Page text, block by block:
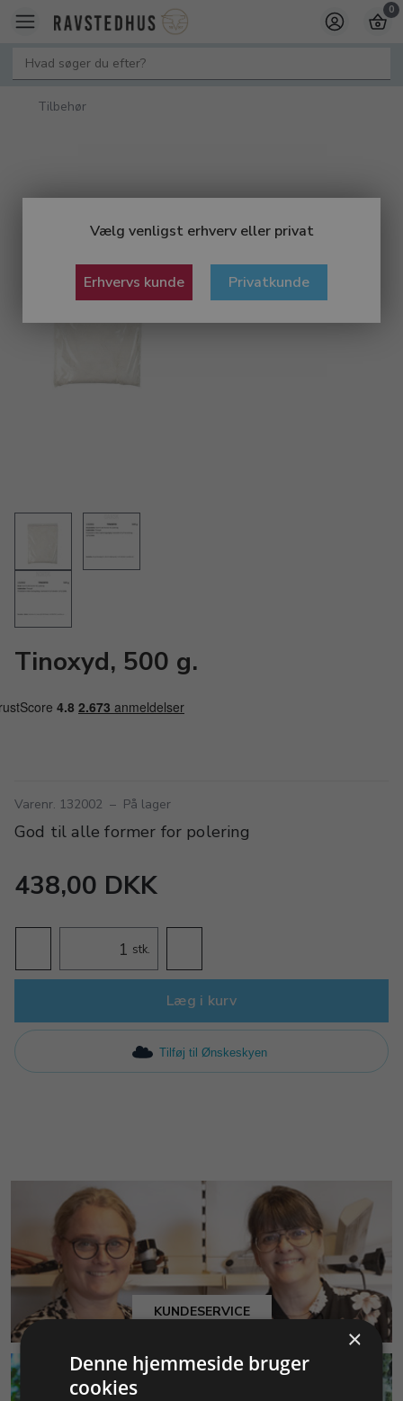
Vælg venligst erhverv eller privat
Erhvervs kunde Privatkunde
0
Tilbehør
Tinoxyd, 500 g.
Varenr. 132002 – På lager
God til alle former for polering
438,00 DKK
stk.
Læg i kurv
Tilføj til Ønskeskyen
KUNDESERVICE
×
Denne hjemmeside bruger
cookies